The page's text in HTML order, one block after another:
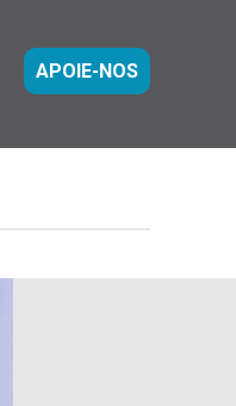
APOIE-NOS